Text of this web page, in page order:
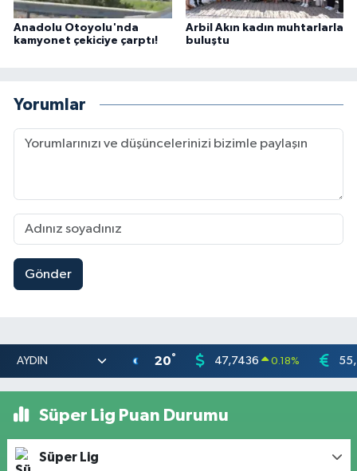
Anadolu Otoyolu'nda
kamyonet çekiciye çarptı!
Arbil Akın kadın muhtarlarla
buluştu
Yorumlar
Gönder
20° 47,7436 0.18%
Süper Lig Puan Durumu
Süper Lig